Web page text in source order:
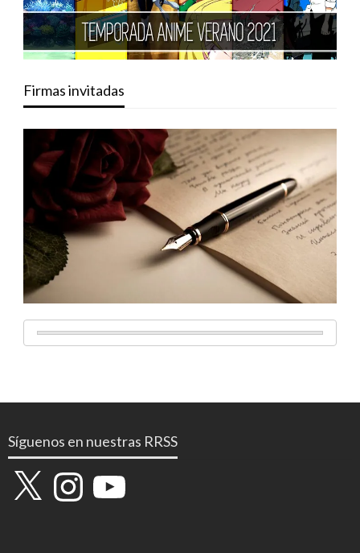
Firmas invitadas
Síguenos en nuestras RRSS
X InstagramYouTube